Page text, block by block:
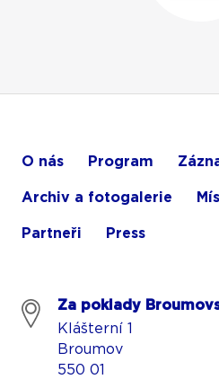
O nás Program
Archiv a fotogalerie
Partneři Press
Za poklady
Klášterní 1
Broumov
550 01